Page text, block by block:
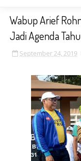
Wabup Arief
Jadi Agenda
September 24, 2019